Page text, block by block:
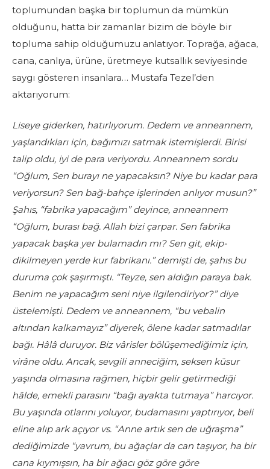
toplumundan başka bir toplumun da mümkün
olduğunu, hatta bir zamanlar bizim de böyle bir
topluma sahip olduğumuzu anlatıyor. Toprağa, ağaca,
cana, canlıya, ürüne, üretmeye kutsallık seviyesinde
saygı gösteren insanlara… Mustafa Tezel’den
aktarıyorum:
Liseye giderken, hatırlıyorum. Dedem ve anneannem,
yaşlandıkları için, bağımızı satmak istemişlerdi. Birisi
talip oldu, iyi de para veriyordu. Anneannem sordu
“Oğlum, Sen burayı ne yapacaksın? Niye bu kadar para
veriyorsun? Sen bağ-bahçe işlerinden anlıyor musun?”
Şahıs, “fabrika yapacağım” deyince, anneannem
“Oğlum, burası bağ. Allah bizi çarpar. Sen fabrika
yapacak başka yer bulamadın mı? Sen git, ekip-
dikilmeyen yerde kur fabrikanı.” demişti de, şahıs bu
duruma çok şaşırmıştı. “Teyze, sen aldığın paraya bak.
Benim ne yapacağım seni niye ilgilendiriyor?” diye
üstelemişti. Dedem ve anneannem, “bu vebalin
altından kalkamayız” diyerek, ölene kadar satmadılar
bağı. Hâlâ duruyor. Biz vârisler bölüşemediğimiz için,
virâne oldu. Ancak, sevgili anneciğim, seksen küsur
yaşında olmasına rağmen, hiçbir gelir getirmediği
hâlde, emekli parasını “bağı ayakta tutmaya” harcıyor.
Bu yaşında otlarını yoluyor, budamasını yaptırıyor, beli
eline alıp ark açıyor vs. “Anne artık sen de uğraşma”
dediğimizde “yavrum, bu ağaçlar da can taşıyor, ha bir
cana kıymışsın, ha bir ağacı göz göre göre